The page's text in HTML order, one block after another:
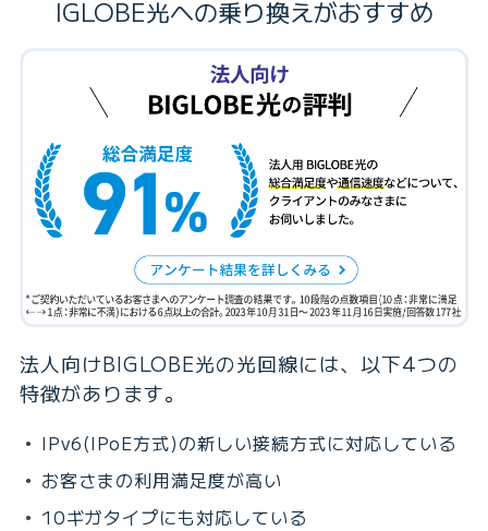
IGLOBE光への乗り換えがおすすめ
法人向けBIGLOBE光の光回線には、以下4つの
特徴があります。
IPv6(IPoE方式)の新しい接続方式に対応している
お客さまの利用満足度が高い
10ギガタイプにも対応している